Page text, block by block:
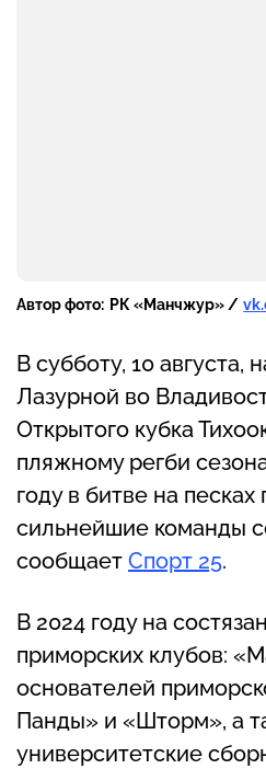
Автор фото: РК «Манчжур» /
В субботу, 10 августа,
Лазурной во
Открытого кубка
пляжному регби
году в битве на
сильнейшие команды
сообщает Спорт 25.
В 2024 году на
приморских клубов:
основателей
Панды» и «Шторм», а
университетские